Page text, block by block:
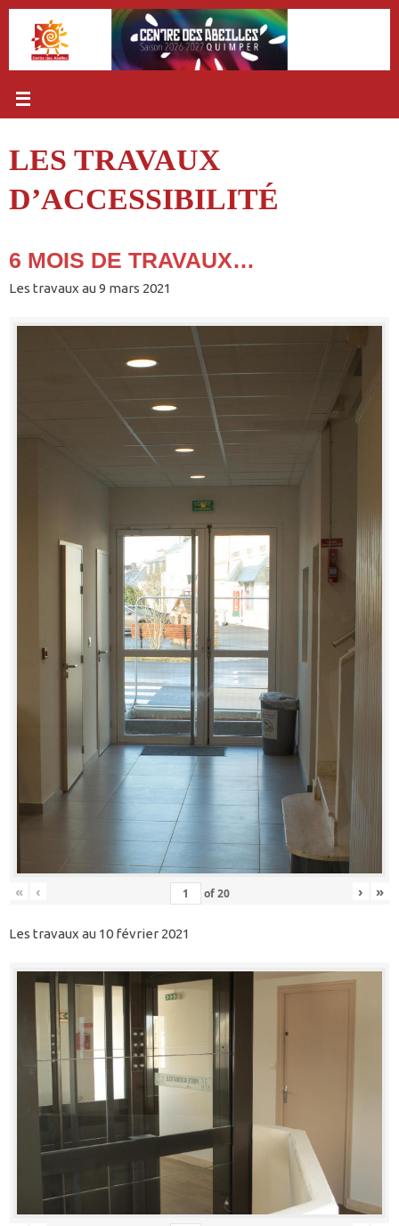
Passer
contenu
LES TRAVAUX
D’ACCESSIBILITÉ
6 MOIS DE TRAVAUX…
Les travaux au 9 mars 2021
« ‹ of20 › »
Les travaux au 10 février 2021